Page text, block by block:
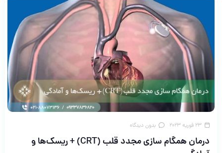
23 فوریه 2023 بدون دیدگاه
درمان همگام سازی مجدد قلب (CRT) + ریسک‌ها و